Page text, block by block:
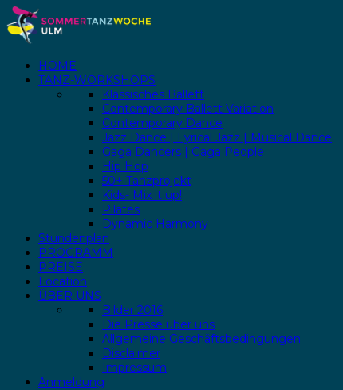
HOME
TANZ-WORKSHOPS
Klassisches Ballett
Contemporary Ballett Variation
Contemporary Dance
Jazz Dance | Lyrical Jazz | Musical Dance
Gaga Dancers | Gaga People
Hip Hop
50+ Tanzprojekt
Kids- Mix it up!
Pilates
Dynamic Harmony
Stundenplan
PROGRAMM
PREISE
Location
ÜBER UNS
Bilder 2016
Die Presse über uns
Allgemeine Geschäftsbedingungen
Disclaimer
Impressum
Anmeldung